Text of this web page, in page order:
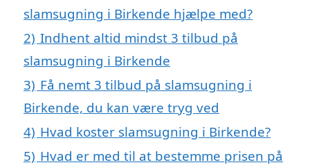
slamsugning i Birkende hjælpe med?
2) Indhent altid mindst 3 tilbud på
slamsugning i Birkende
3) Få nemt 3 tilbud på slamsugning i
Birkende, du kan være tryg ved
4) Hvad koster slamsugning i Birkende?
5) Hvad er med til at bestemme prisen på